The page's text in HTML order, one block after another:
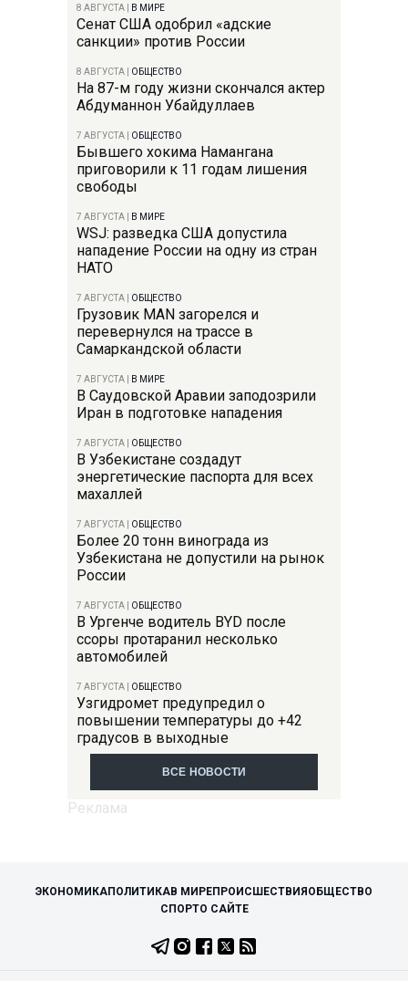
8 АВГУСТА В МИРЕ
Сенат США одобрил «адские
санкции» против России
8 АВГУСТА ОБЩЕСТВО
На 87-м году жизни скончался актер
Абдуманнон Убайдуллаев
7 АВГУСТА ОБЩЕСТВО
Бывшего хокима Намангана
приговорили к 11 годам лишения
свободы
7 АВГУСТА В МИРЕ
WSJ: разведка США допустила
нападение России на одну из стран
НАТО
7 АВГУСТА ОБЩЕСТВО
Грузовик MAN загорелся и
перевернулся на трассе в
Самаркандской области
7 АВГУСТА В МИРЕ
В Саудовской Аравии заподозрили
Иран в подготовке нападения
7 АВГУСТА ОБЩЕСТВО
В Узбекистане создадут
энергетические паспорта для всех
махаллей
7 АВГУСТА ОБЩЕСТВО
Более 20 тонн винограда из
Узбекистана не допустили на рынок
России
7 АВГУСТА ОБЩЕСТВО
В Ургенче водитель BYD после
ссоры протаранил несколько
автомобилей
7 АВГУСТА ОБЩЕСТВО
Узгидромет предупредил о
повышении температуры до +42
градусов в выходные
ВСЕ НОВОСТИ
ЭКОНОМИКАПОЛИТИКАВ МИРЕПРОИСШЕСТВИЯОБЩЕСТВО
СПОРТО САЙТЕ